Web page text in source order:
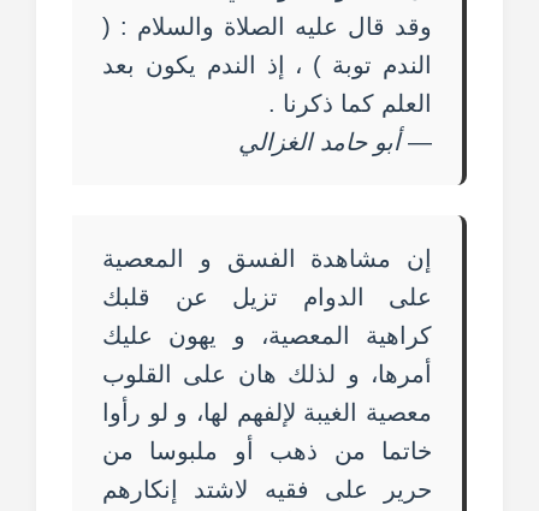
وقد قال عليه الصلاة والسلام : (
الندم توبة ) ، إذ الندم يكون بعد
العلم كما ذكرنا .
—أبو حامد الغزالي
إن مشاهدة الفسق و المعصية
على الدوام تزيل عن قلبك
كراهية المعصية، و يهون عليك
أمرها، و لذلك هان على القلوب
معصية الغيبة لإلفهم لها، و لو رأوا
خاتما من ذهب أو ملبوسا من
حرير على فقيه لاشتد إنكارهم